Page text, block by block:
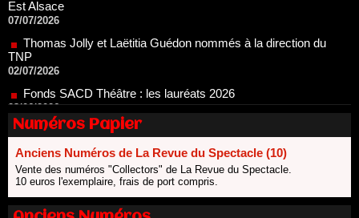
Thomas Jolly et Laëtitia Guédon nommés à la direction du
TNP
02/07/2026
Fonds SACD Théâtre : les lauréats 2026
23/06/2026
Dispositif ARTCENA Écrire pour le cirque, les lauréats 2026 !
20/06/2026
Le palmarès des prix SACD 2026
18/06/2026
Les 10 lauréats du Fonds Grandes Formes Théâtre 2026
SACD
13/06/2026
Numéros Papier
Anciens Numéros de La Revue du Spectacle (10)
Vente des numéros "Collectors" de La Revue du Spectacle.
10 euros l'exemplaire, frais de port compris.